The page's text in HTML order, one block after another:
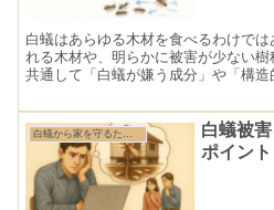
白蟻はあらゆる木材を食べるわけで
れる木材や、明らかに被害が少ない
共通して「白蟻が嫌う成分」や「構
白蟻被
ポイント